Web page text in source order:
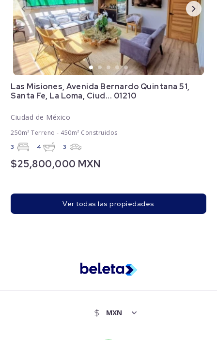
Las Misiones, Avenida Bernardo Quintana 51,
Santa Fe, La Loma, Ciud... 01210
Ciudad de México
250m² Terreno - 450m² Construidos
3 4 3
$25,800,000 MXN
Ver todas las propiedades